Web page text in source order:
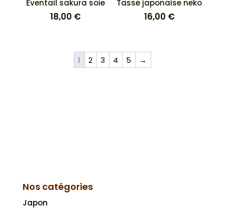
Eventail sakura soie
18,00 €
Tasse japonaise neko
16,00 €
1 2 3 4 5 →
Nos catégories
Japon